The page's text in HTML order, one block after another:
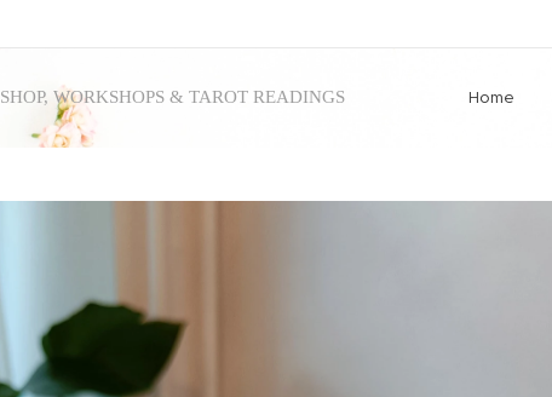
SHOP, WORKSHOPS & TAROT READINGS Home